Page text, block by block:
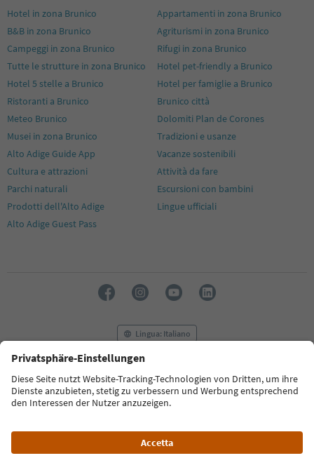
Hotel in zona Brunico
Appartamenti in zona Brunico
B&B in zona Brunico
Agriturismi in zona Brunico
Campeggi in zona Brunico
Rifugi in zona Brunico
Tutte le strutture in zona Brunico
Hotel pet-friendly a Brunico
Hotel 5 stelle a Brunico
Hotel per famiglie a Brunico
Ristoranti a Brunico
Brunico città
Meteo Brunico
Dolomiti Plan de Corones
Musei in zona Brunico
Tradizioni e usanze
Alto Adige Guide App
Vacanze sostenibili
Cultura e attrazioni
Attività da fare
Parchi naturali
Escursioni con bambini
Prodotti dell'Alto Adige
Lingue ufficiali
Alto Adige Guest Pass
Lingua: Italiano
FAQ Contatti Press MICE
Privacy Policy
Termini e condizioni
Crediti
Cookie Policy
Alto Adige B2B